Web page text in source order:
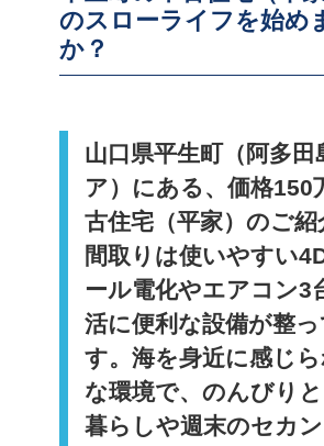
のスローライフを始め
か？
山口県平生町（阿多田
ア）にある、価格150
古住宅（平家）のご紹
間取りは使いやすい
ール電化やエアコン3
活に便利な設備が整っ
す。海を身近に感じ
な環境で、のんびり
暮らしや週末のセカ